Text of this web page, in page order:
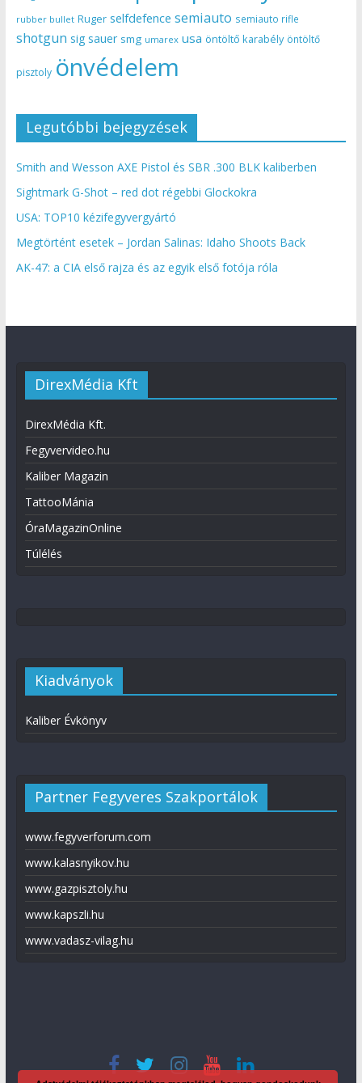
rubber bullet Ruger selfdefence semiauto semiauto rifle
shotgun sig sauer smg umarex usa öntöltő karabély öntöltő
pisztoly önvédelem
Legutóbbi bejegyzések
Smith and Wesson AXE Pistol és SBR .300 BLK kaliberben
Sightmark G-Shot – red dot régebbi Glockokra
USA: TOP10 kézifegyvergyártó
Megtörtént esetek – Jordan Salinas: Idaho Shoots Back
AK-47: a CIA első rajza és az egyik első fotója róla
DirexMédia Kft
DirexMédia Kft.
Fegyvervideo.hu
Kaliber Magazin
TattooMánia
ÓraMagazinOnline
Túlélés
Kiadványok
Kaliber Évkönyv
Partner Fegyveres Szakportálok
www.fegyverforum.com
www.kalasnyikov.hu
www.gazpisztoly.hu
www.kapszli.hu
www.vadasz-vilag.hu